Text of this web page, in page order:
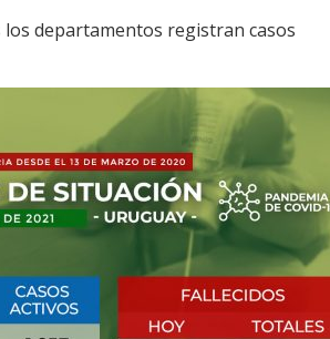
los departamentos registran casos